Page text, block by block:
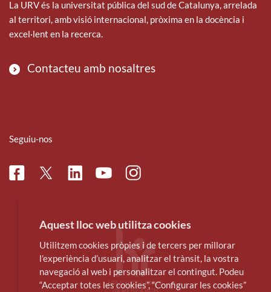
La URV és la universitat pública del sud de Catalunya, arrelada
al territori, amb visió internacional, pròxima en la docència i
excel·lent en la recerca.
Contacteu amb nosaltres
Seguiu-nos
FacebookTwitterLinkedinYoutubeInstagram
Aquest lloc web utilitza cookies
Utilitzem cookies pròpies i de tercers per millorar
l’experiència d’usuari, analitzar el trànsit, la vostra
navegació al web i personalitzar el contingut. Podeu
“Acceptar totes les cookies”, “Configurar les cookies”